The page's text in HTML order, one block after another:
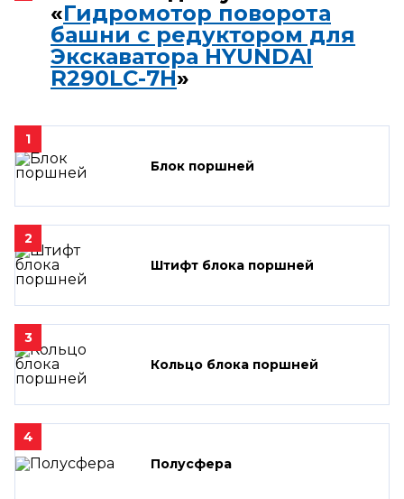
«Гидромотор поворота
башни с редуктором для
Экскаватора HYUNDAI
R290LC-7H»
1
Блок поршней
2
Штифт блока поршней
3
Кольцо блока поршней
4
Полусфера